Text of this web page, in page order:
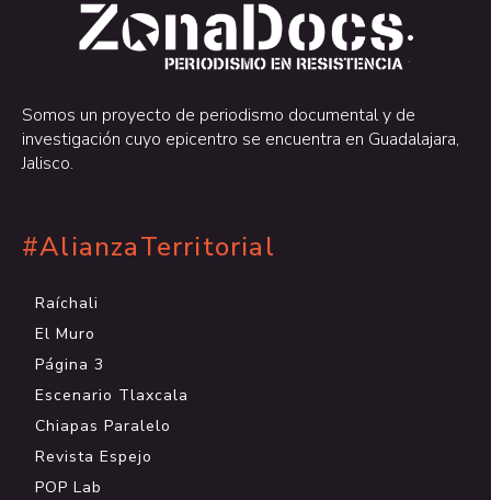
.
.
Somos un proyecto de periodismo documental y de
investigación cuyo epicentro se encuentra en Guadalajara,
Jalisco.
#AlianzaTerritorial
Raíchali
El Muro
Página 3
Escenario Tlaxcala
Chiapas Paralelo
Revista Espejo
POP Lab